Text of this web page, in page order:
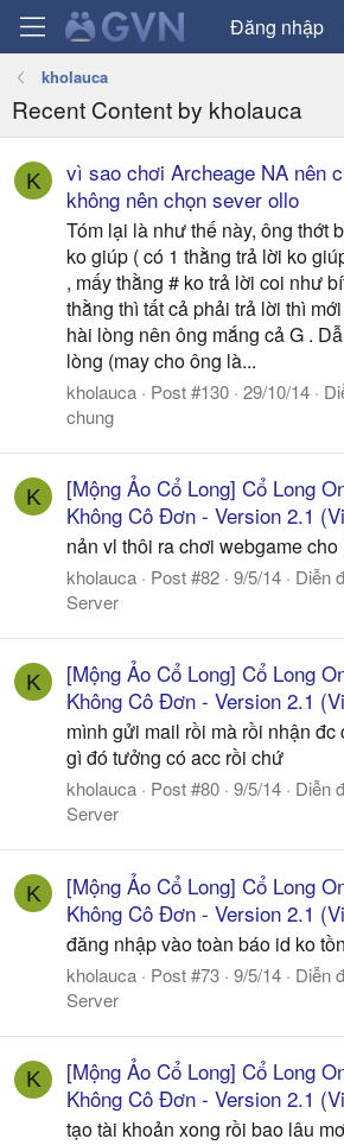
Đăng nhập
kholauca
Recent Content by kholauca
K
vì sao chơi Archeage NA nên
không nên chọn sever ollo
Tóm lại là như thế này, ông thớt
ko giúp ( có 1 thằng trả lời ko
, mấy thằng # ko trả lời coi như
thằng thì tất cả phải trả lời thì
hài lòng nên ông mắng cả G .
lòng (may cho ông là...
kholauca Post #130 29/10/14
chung
K
[Mộng Ảo Cổ Long] Cổ Long
Không Cô Đơn - Version 2.1
nản vl thôi ra chơi webgame cho
kholauca Post #82 9/5/14 Diễn
Server
K
[Mộng Ảo Cổ Long] Cổ Long
Không Cô Đơn - Version 2.1
mình gửi mail rồi mà rồi nhận
gì đó tưởng có acc rồi chứ
kholauca Post #80 9/5/14 Diễn
Server
K
[Mộng Ảo Cổ Long] Cổ Long
Không Cô Đơn - Version 2.1
đăng nhập vào toàn báo id ko
kholauca Post #73 9/5/14 Diễn
Server
K
[Mộng Ảo Cổ Long] Cổ Long
Không Cô Đơn - Version 2.1
tạo tài khoản xong rồi bao lâu